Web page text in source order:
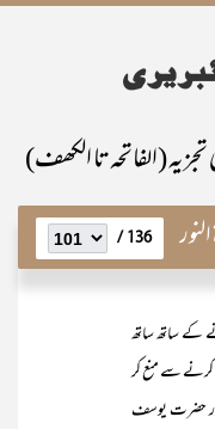
(الفاتحہ تا الکھف)
136 /
کے ساتھ ساتھ
سے منع کر
اور حضرت یوسف